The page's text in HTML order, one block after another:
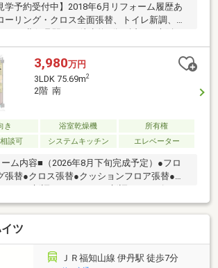
学予約受付中】2018年6月リフォーム履歴あ
ーリング・クロス全面張替、トイレ新調、間
市圏へのアクセスが良好。
3,980万円
3LDK 75.69m2
2階 南
き 浴室乾燥機
所有権
談可
システムキッチン エレベーター
ム内容■（2026年8月下旬完成予定）●フロ
張替●クロス張替●クッションフロア張替●シ
洗面化粧台新調●トイレ新調●給湯器交換●シ
ライト新調●ハウスクリーニング等■おすすめ
■・JR福知山線「北伊丹」駅 徒歩5分！・2
向き住戸！・専有面積75.69㎡！ ・総戸数
大規模マンション！・浴室はゆとりのある
ツ
ＪＲ福知山線 伊丹駅 徒歩7分